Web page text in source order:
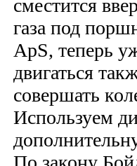
сместится
газа под
ApS, теперь
двигаться
совершать
Используем